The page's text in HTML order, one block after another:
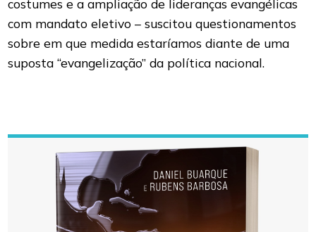
costumes e a ampliação de lideranças evangélicas
com mandato eletivo – suscitou questionamentos
sobre em que medida estaríamos diante de uma
suposta “evangelização” da política nacional.